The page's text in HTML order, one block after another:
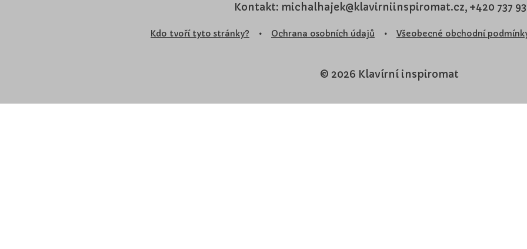
Kontakt: michalhajek@klavirniinspiromat.cz, +420 737
Kdo tvoří tyto stránky? • Ochrana osobních údajů • Všeobecné obchodní
© 2026 Klavírní inspiromat